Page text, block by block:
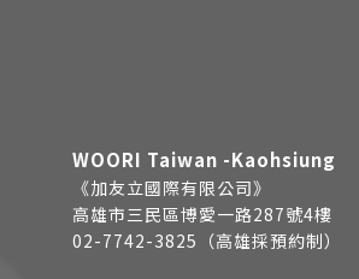
WOORI Taiwan -Kaohsiung
《加友立國際有限公司》
高雄市三民區博愛一路287號4樓
02-7742-3825（高雄採預約制）